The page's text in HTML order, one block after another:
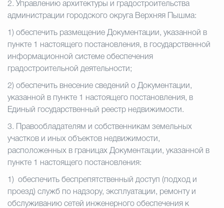
2. Управлению архитектуры и градостроительства
администрации городского округа Верхняя Пышма:
1) обеспечить размещение Документации, указанной в
пункте 1 настоящего постановления, в государственной
информационной системе обеспечения
градостроительной деятельности;
2) обеспечить внесение сведений о Документации,
указанной в пункте 1 настоящего постановления, в
Единый государственный реестр недвижимости.
3. Правообладателям и собственникам земельных
участков и иных объектов недвижимости,
расположенных в границах Документации, указанной в
пункте 1 настоящего постановления:
1)
обеспечить беспрепятственный доступ (подход и
проезд) служб по надзору, эксплуатации, ремонту и
обслуживанию сетей инженерного обеспечения к